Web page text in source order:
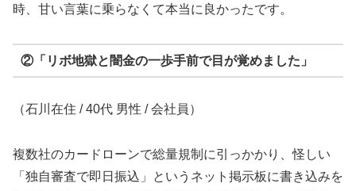
時、甘い言葉に乗らなくて本当に良かったです。
②「リボ地獄と闇金の一歩手前で目が覚めました」
（石川在住 / 40代 男性 / 会社員）
複数社のカードローンで総量規制に引っかかり、怪しい
「独自審査で即日振込」というネット掲示板に書き込みを